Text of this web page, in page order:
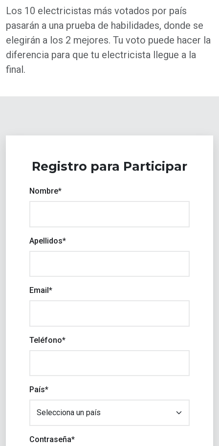
Los 10 electricistas más votados por país
pasarán a una prueba de habilidades, donde se
elegirán a los 2 mejores. Tu voto puede hacer la
diferencia para que tu electricista llegue a la
final.
Registro para Participar
Nombre*
Apellidos*
Email*
Teléfono*
País*
Contraseña*